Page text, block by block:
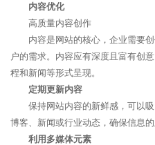
内容优化
高质量内容创作
内容是网站的核心，企业需要
户的需求。内容应有深度且富有创
程和新闻等形式呈现。
定期更新内容
保持网站内容的新鲜感，可以
博客、新闻或行业动态，确保信息的
利用多媒体元素